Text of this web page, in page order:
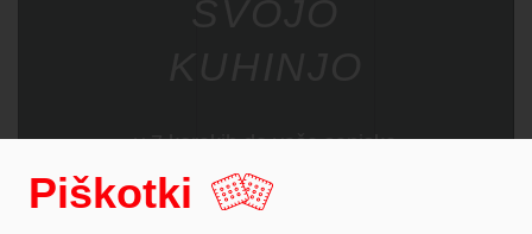
v 7 korakih do vaše sanjske
kuhinje
Piškotki